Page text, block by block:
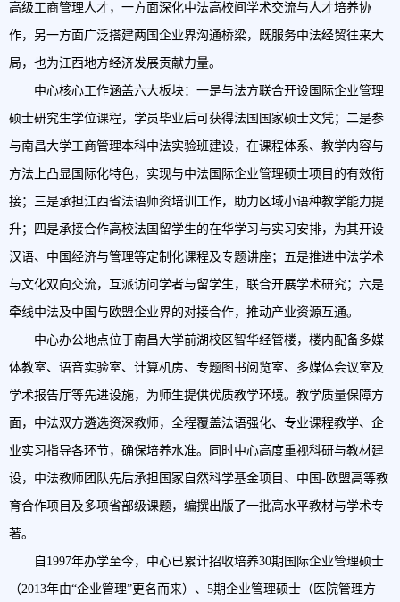
高级工商管理人才，一方面深化中法高校间学术交流与人才培养协
作，另一方面广泛搭建两国企业界沟通桥梁，既服务中法经贸往来大
局，也为江西地方经济发展贡献力量。
中心核心工作涵盖六大板块：一是与法方联合开设国际企业管理
硕士研究生学位课程，学员毕业后可获得法国国家硕士文凭；二是参
与南昌大学工商管理本科中法实验班建设，在课程体系、教学内容与
方法上凸显国际化特色，实现与中法国际企业管理硕士项目的有效衔
接；三是承担江西省法语师资培训工作，助力区域小语种教学能力提
升；四是承接合作高校法国留学生的在华学习与实习安排，为其开设
汉语、中国经济与管理等定制化课程及专题讲座；五是推进中法学术
与文化双向交流，互派访问学者与留学生，联合开展学术研究；六是
牵线中法及中国与欧盟企业界的对接合作，推动产业资源互通。
中心办公地点位于南昌大学前湖校区智华经管楼，楼内配备多媒
体教室、语音实验室、计算机房、专题图书阅览室、多媒体会议室及
学术报告厅等先进设施，为师生提供优质教学环境。教学质量保障方
面，中法双方遴选资深教师，全程覆盖法语强化、专业课程教学、企
业实习指导各环节，确保培养水准。同时中心高度重视科研与教材建
设，中法教师团队先后承担国家自然科学基金项目、中国 -欧盟高等教
育合作项目及多项省部级课题，编撰出版了一批高水平教材与学术专
著。
自 1997年办学至今，中心已累计招收培养30期国际企业管理硕士
（2013年由“企业管理”更名而来）、5期企业管理硕士（医院管理方